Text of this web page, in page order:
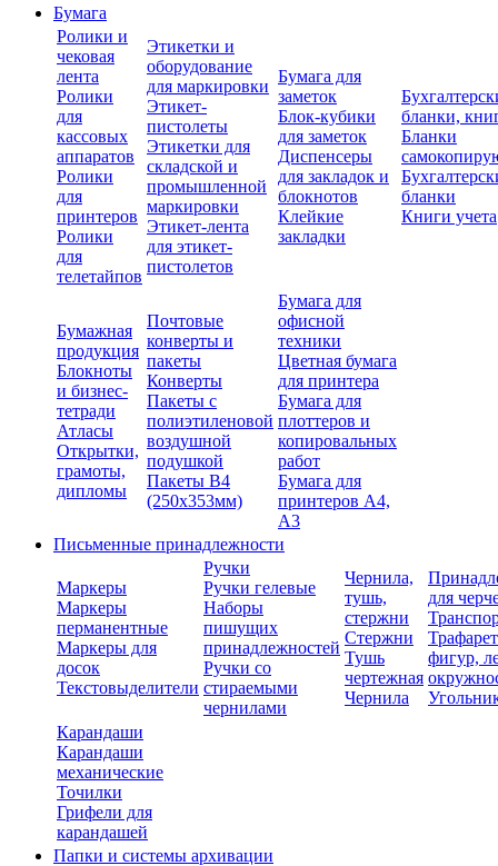
Бумага
Ролики и
чековая
лента
Ролики
для
кассовых
аппаратов
Ролики
для
принтеров
Ролики
для
телетайпов
Этикетки и
оборудование
для маркировки
Этикет-
пистолеты
Этикетки для
складской и
промышленной
маркировки
Этикет-лента
для этикет-
пистолетов
Бумага для
заметок
Блок-кубики
для заметок
Диспенсеры
для закладок и
блокнотов
Клейкие
закладки
бланки,
Бланки
бланки
Книги учета
Бумажная
продукция
Блокноты
и бизнес-
тетради
Атласы
Открытки,
грамоты,
дипломы
Почтовые
конверты и
пакеты
Конверты
Пакеты с
полиэтиленовой
воздушной
подушкой
Пакеты В4
(250х353мм)
Бумага для
офисной
техники
Цветная бумага
для принтера
Бумага для
плоттеров и
копировальных
работ
Бумага для
принтеров А4,
А3
Письменные принадлежности
Маркеры
Маркеры
перманентные
Маркеры для
досок
Текстовыделители
Ручки
Ручки гелевые
Наборы
пишущих
принадлежностей
Ручки со
стираемыми
чернилами
Чернила,
тушь,
стержни
Стержни
Тушь
чертежная
Чернила
для
фигур,
Карандаши
Карандаши
механические
Точилки
Грифели для
карандашей
Папки и системы архивации